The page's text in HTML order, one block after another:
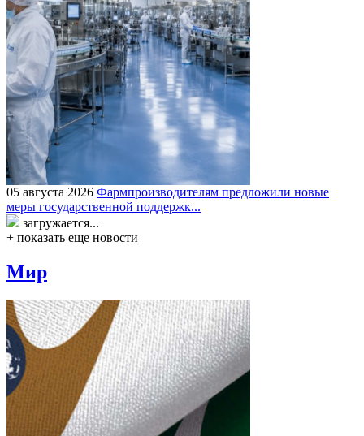
05 августа 2026 Фармпроизводителям предложили новые
меры государственной поддержк...
загружается...
+ показать еще новости
Мир